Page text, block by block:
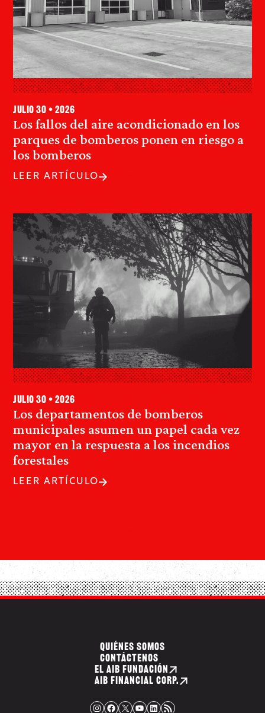
Los fallos del aire acondicionado en los
parques de bomberos ponen en riesgo a
los bomberos
julio 30 • 2026
LEER ARTÍCULO
Los departamentos de bomberos
municipales asumen un papel cada vez
mayor en la respuesta a los incendios
forestales
julio 30 • 2026
LEER ARTÍCULO
QUIÉNES SOMOS
CONTÁCTENOS
EL AIB FUNDACIÓN
AIB FINANCIAL CORP.
Instagram Facebook X YouTube LinkedIn Fuente RSS